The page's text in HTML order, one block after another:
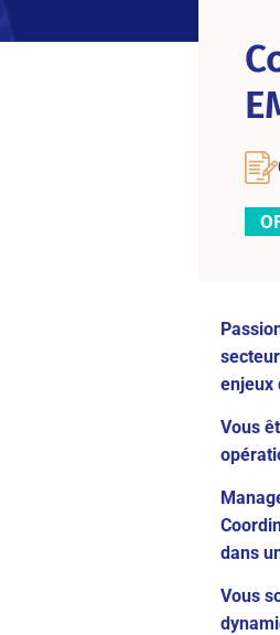
enjeux
Vous
dans
Vous